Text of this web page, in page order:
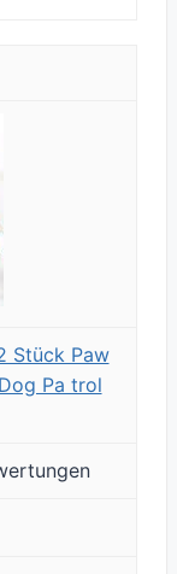
Stück Paw
Pa trol